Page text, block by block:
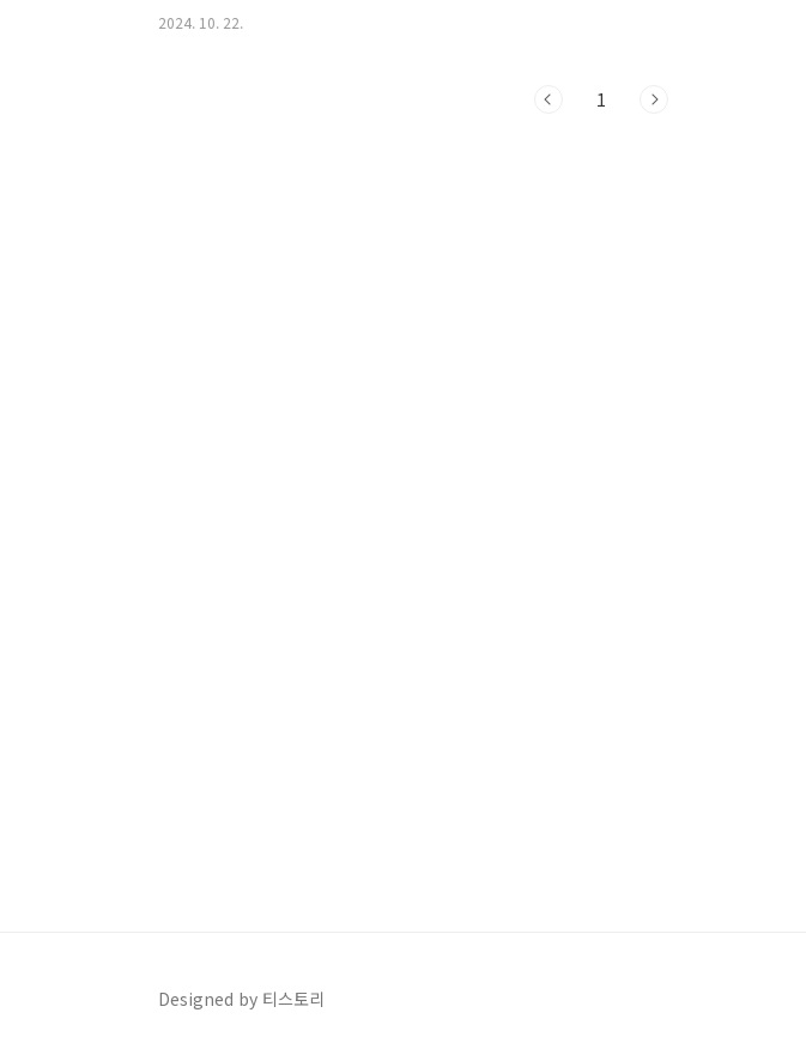
원리를 한 소절씩 나눠서 설명한 영상입니다. 끝까지 들어보시면 훨씬 노래가 잘 들리지 않을까 생
2024. 10. 22.
1
Designed by 티스토리